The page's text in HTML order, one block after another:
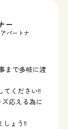
ー
パートナ
まで多岐に渡
てください!!
応える為に
しょう!!